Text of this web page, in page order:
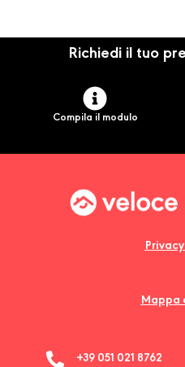
Richiedi il tuo
Compila il modulo
Mappa
+39 051 021 8762